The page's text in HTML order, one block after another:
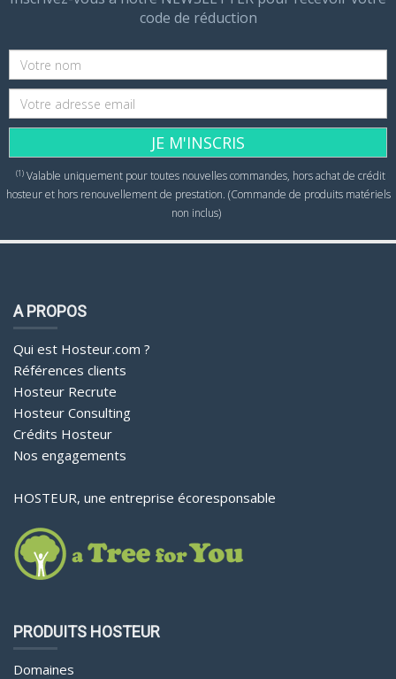
code de réduction
JE M'INSCRIS
(1)Valable uniquement pour toutes nouvelles commandes, hors achat de crédit
hosteur et hors renouvellement de prestation. (Commande de produits matériels
non inclus)
A PROPOS
Qui est Hosteur.com ?
Références clients
Hosteur Recrute
Hosteur Consulting
Crédits Hosteur
Nos engagements
HOSTEUR, une entreprise écoresponsable
PRODUITS HOSTEUR
Domaines